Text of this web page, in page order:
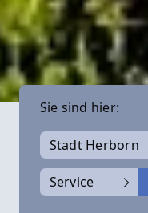
Sie sind hier:
Stadt Herborn
Service